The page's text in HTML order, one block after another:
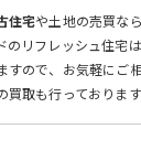
住宅や土地の売買な
のリフレッシュ住宅
ので、お気軽にご
買取も行っておりま